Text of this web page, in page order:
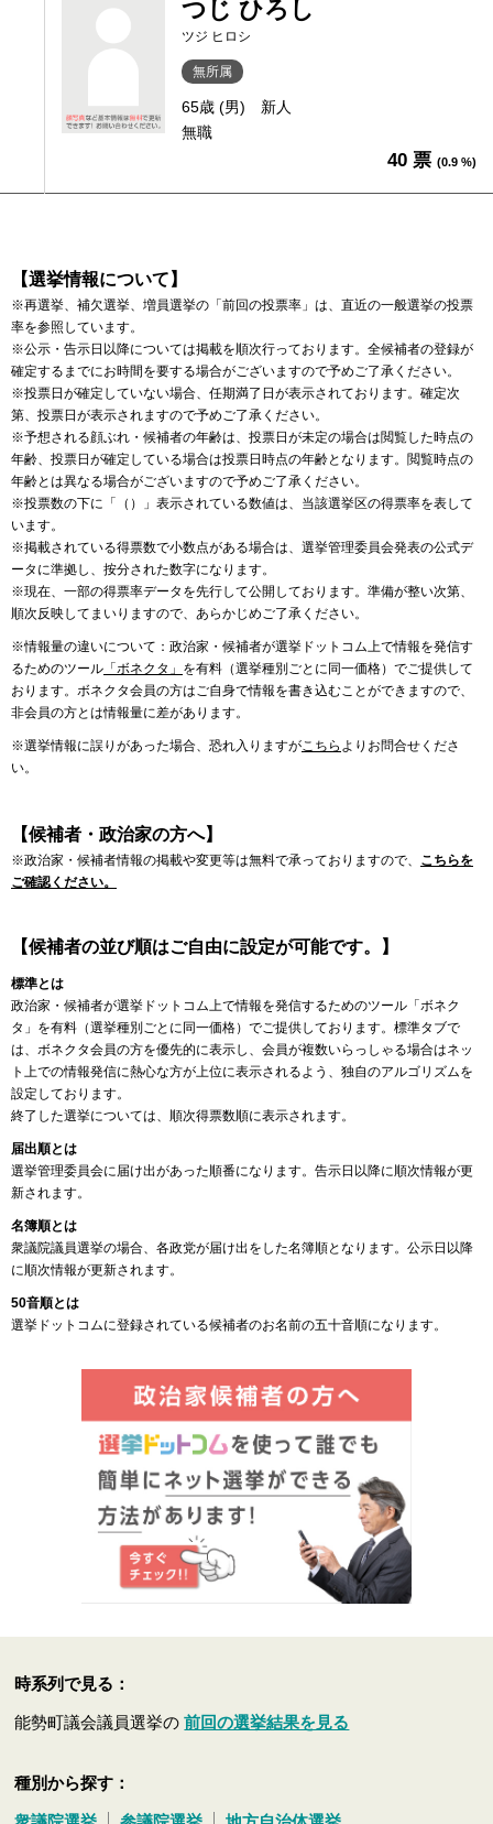
つじ ひろし
ツジ ヒロシ
無所属
65歳 (男)
新人
無職
40 票 (0.9 %)
【選挙情報について】
※再選挙、補欠選挙、増員選挙の「前回の投票率」は、直近の一般選挙の投票
率を参照しています。
※公示・告示日以降については掲載を順次行っております。全候補者の登録が
確定するまでにお時間を要する場合がございますので予めご了承ください。
※投票日が確定していない場合、任期満了日が表示されております。確定次
第、投票日が表示されますので予めご了承ください。
※予想される顔ぶれ・候補者の年齢は、投票日が未定の場合は閲覧した時点の
年齢、投票日が確定している場合は投票日時点の年齢となります。閲覧時点の
年齢とは異なる場合がございますので予めご了承ください。
※投票数の下に「（）」表示されている数値は、当該選挙区の得票率を表して
います。
※掲載されている得票数で小数点がある場合は、選挙管理委員会発表の公式デ
ータに準拠し、按分された数字になります。
※現在、一部の得票率データを先行して公開しております。準備が整い次第、
順次反映してまいりますので、あらかじめご了承ください。
※情報量の違いについて：政治家・候補者が選挙ドットコム上で情報を発信す
るためのツール 「ボネクタ」 を有料（選挙種別ごとに同一価格）でご提供して
おります。ボネクタ会員の方はご自身で情報を書き込むことができますので、
非会員の方とは情報量に差があります。
※選挙情報に誤りがあった場合、恐れ入りますがこちら よりお問合せくださ
い。
【候補者・政治家の方へ】
※政治家・候補者情報の掲載や変更等は無料で承っておりますので、 こちらを
ご確認ください。
【候補者の並び順はご自由に設定が可能です。】
標準とは
政治家・候補者が選挙ドットコム上で情報を発信するためのツール「ボネク
タ」を有料（選挙種別ごとに同一価格）でご提供しております。標準タブで
は、ボネクタ会員の方を優先的に表示し、会員が複数いらっしゃる場合はネッ
ト上での情報発信に熱心な方が上位に表示されるよう、独自のアルゴリズムを
設定しております。
終了した選挙については、順次得票数順に表示されます。
届出順とは
選挙管理委員会に届け出があった順番になります。告示日以降に順次情報が更
新されます。
名簿順とは
衆議院議員選挙の場合、各政党が届け出をした名簿順となります。公示日以降
に順次情報が更新されます。
50音順とは
選挙ドットコムに登録されている候補者のお名前の五十音順になります。
時系列で見る：
能勢町議会議員選挙の前回の選挙結果を見る
種別から探す：